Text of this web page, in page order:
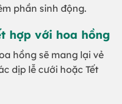
phần sinh động.
hợp với hoa hồng
hồng sẽ mang lại vẻ
dịp lễ cưới hoặc Tết